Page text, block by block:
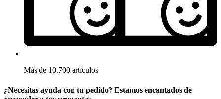
Más de 10.700 artículos
¿Necesitas ayuda con tu pedido? Estamos encantados de